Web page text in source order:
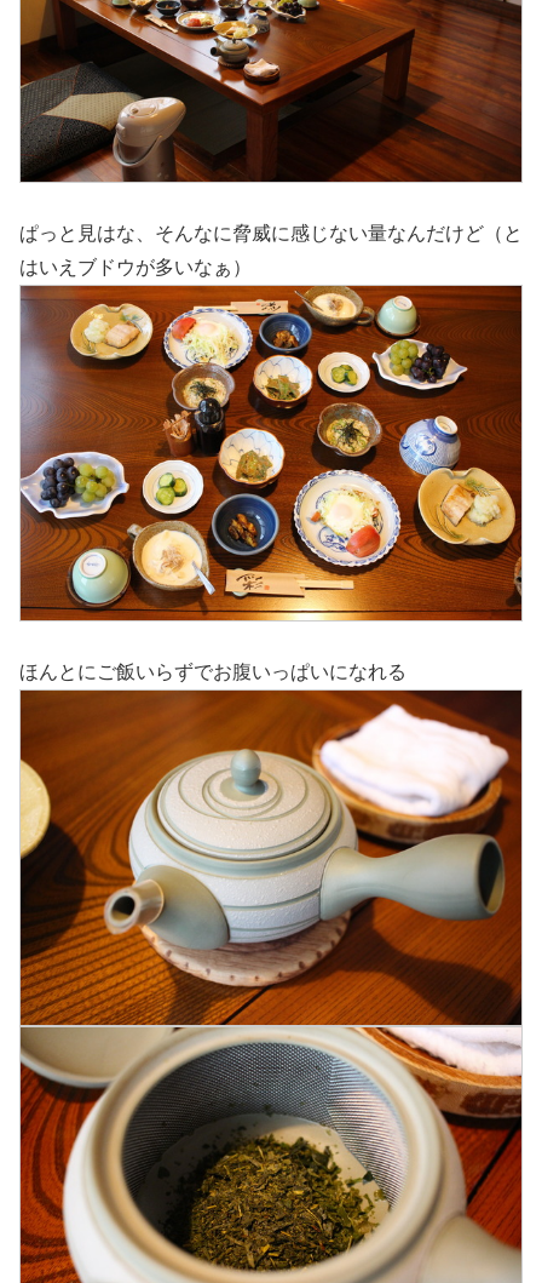
ぱっと見はな、そんなに脅威に感じない量なんだけど（と
はいえブドウが多いなぁ）
ほんとにご飯いらずでお腹いっぱいになれる